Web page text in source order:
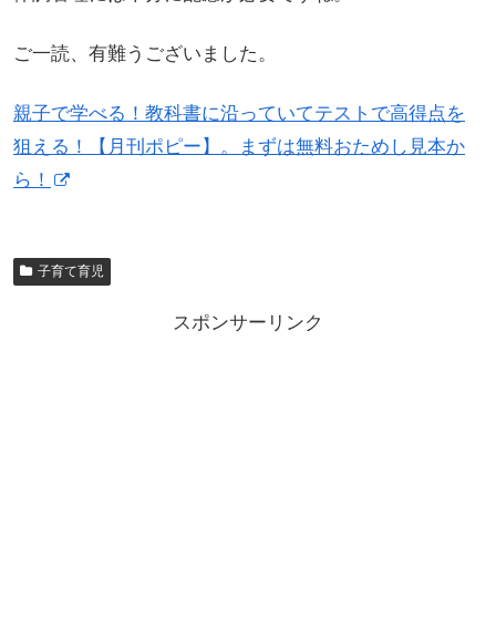
ご一読、有難うございました。
親子で学べる！教科書に沿っていてテストで高得点を
狙える！【月刊ポピー】。まずは無料おためし見本か
ら！
子育て育児
スポンサーリンク